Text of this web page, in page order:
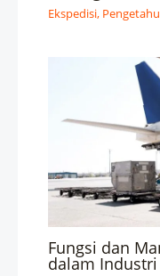
Ekspedisi,
Fungsi dan
dalam